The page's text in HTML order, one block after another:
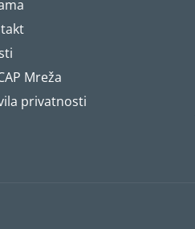
Mreža
privatnosti